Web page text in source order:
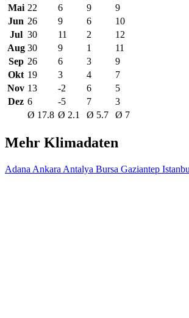
Mai 22 6 9
9
Jun 26 9 6
10
Jul 30 11 2
12
Aug 30 9 1
11
Sep 26 6 3
9
Okt 19 3 4
7
Nov 13 -2 6
5
Dez 6 -5 7
3
Ø 17.8 Ø 2.1 Ø 5.7 Ø 7
Mehr Klimadaten
Adana Ankara Antalya Bursa Gaziantep